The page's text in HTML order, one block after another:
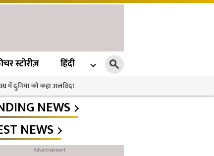
स्टोरीज़ हिंदी
में दुनिया को कहा अलविदा
NEWS
NEWS